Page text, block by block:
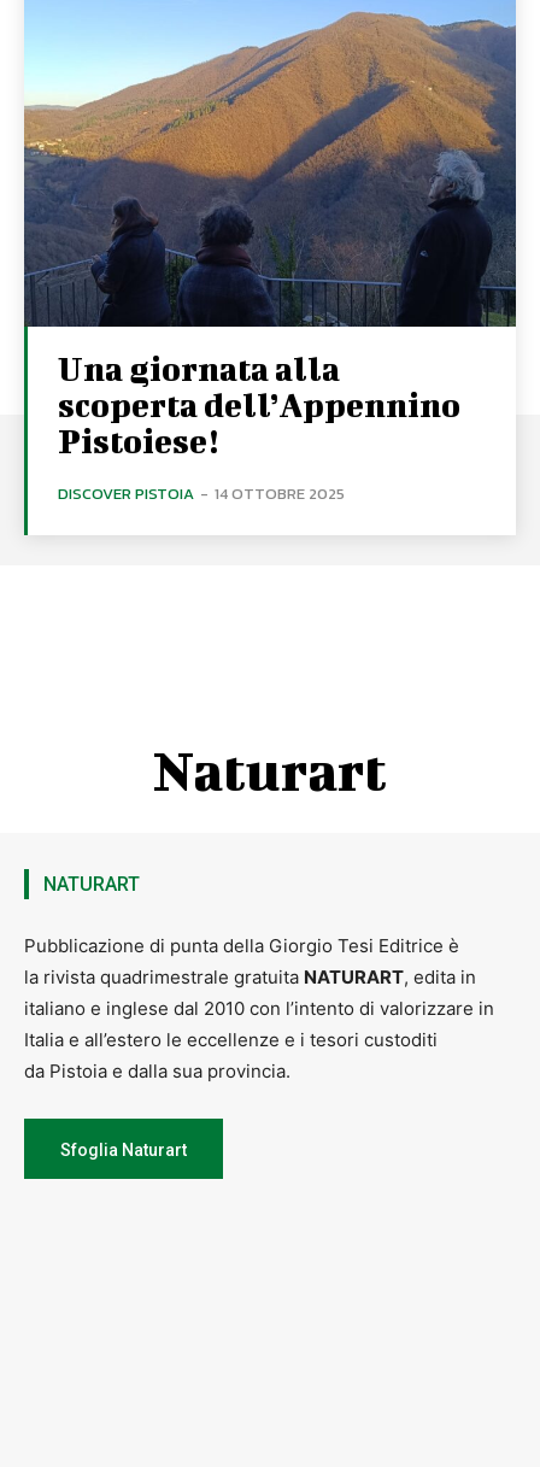
Una giornata alla
scoperta dell’Appennino
Pistoiese!
DISCOVER PISTOIA - 14 OTTOBRE 2025
Naturart
NATURART
Pubblicazione di punta della Giorgio Tesi Editrice è
la rivista quadrimestrale gratuita NATURART, edita in
italiano e inglese dal 2010 con l’intento di valorizzare in
Italia e all’estero le eccellenze e i tesori custoditi
da Pistoia e dalla sua provincia.
Sfoglia Naturart